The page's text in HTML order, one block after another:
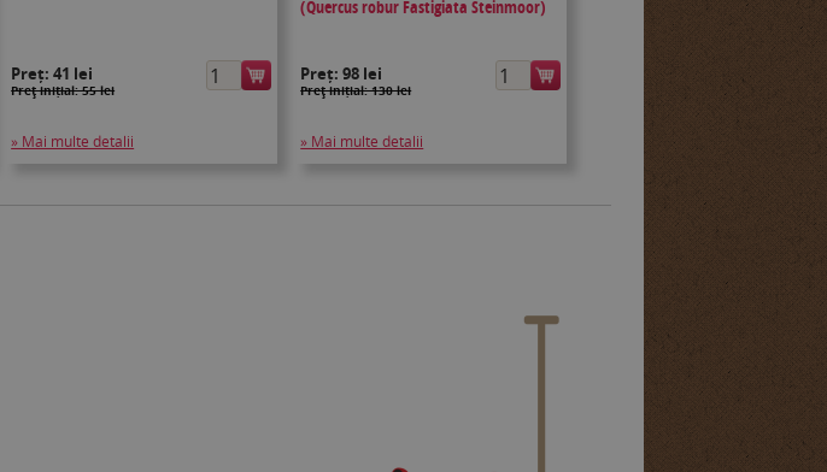
Preț:41 lei
Preţ inițial: 55 lei
» Mai multe detalii
(Quercus robur Fastigiata Steinmoor)
Preț:98 lei
Preţ inițial: 130 lei
» Mai multe detalii